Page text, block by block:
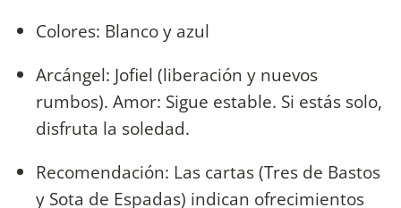
Colores: Blanco y azul
Arcángel: Jofiel (liberación y nuevos
rumbos). Amor: Sigue estable. Si estás solo,
disfruta la soledad.
Recomendación: Las cartas (Tres de Bastos
y Sota de Espadas) indican ofrecimientos